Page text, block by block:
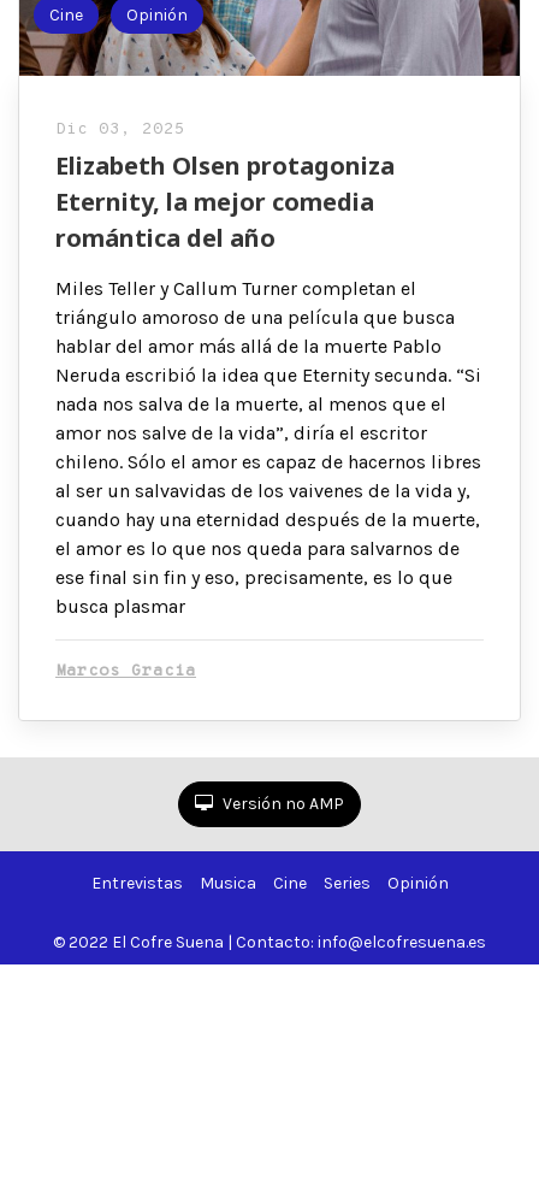
Cine Opinión
Dic 03, 2025
Elizabeth Olsen protagoniza
Eternity, la mejor comedia
romántica del año
Miles Teller y Callum Turner completan el
triángulo amoroso de una película que busca
hablar del amor más allá de la muerte Pablo
Neruda escribió la idea que Eternity secunda. “Si
nada nos salva de la muerte, al menos que el
amor nos salve de la vida”, diría el escritor
chileno. Sólo el amor es capaz de hacernos libres
al ser un salvavidas de los vaivenes de la vida y,
cuando hay una eternidad después de la muerte,
el amor es lo que nos queda para salvarnos de
ese final sin fin y eso, precisamente, es lo que
busca plasmar
Marcos Gracia
Versión no AMP
Entrevistas Musica Cine Series Opinión
© 2022 El Cofre Suena | Contacto: info@elcofresuena.es